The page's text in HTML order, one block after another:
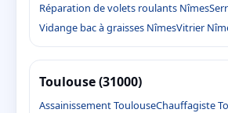
Réparation de volets roulants Nîmes
Vidange bac à graisses NîmesVitrier
Toulouse (31000)
Assainissement ToulouseChauffagiste